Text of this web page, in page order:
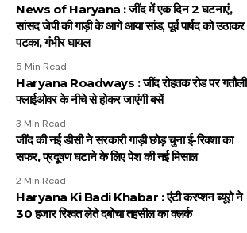
News of Haryana : जींद में एक दिन 2 घटनाएं,
सांसद जेपी की गाड़ी के आगे आया सांड, पूर्व पार्षद को उठाकर
पटका, गंभीर घायल
5 Min Read
Haryana Roadways : जींद रोहतक रोड पर गतौली
फ्लाईओवर के नीचे से होकर जाएंगी बसें
3 Min Read
जींद की नई डीसी ने सरकारी गाड़ी छोड़ चुना ई-रिक्शा का
सफर, प्रदूषण घटाने के लिए पेश की नई मिसाल
2 Min Read
Haryana Ki Badi Khabar : एंटी करप्शन ब्यूरो ने
30 हजार रिश्वत लेते दबोचा तहसील का क्लर्क